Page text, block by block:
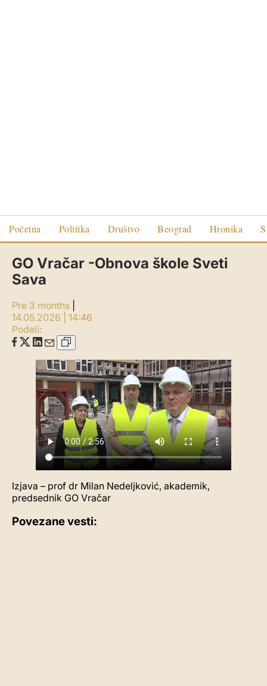
Početna Politika Društvo Beograd Hronika
GO Vračar -Obnova škole Sveti
Sava
Pre 3 months
14.05.2026 | 14:46
Podeli:
Izjava – prof dr Milan Nedeljković, akademik,
predsednik GO Vračar
Povezane vesti: